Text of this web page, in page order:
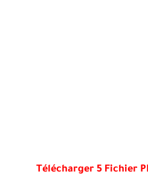
Télécharger 5 Fichier